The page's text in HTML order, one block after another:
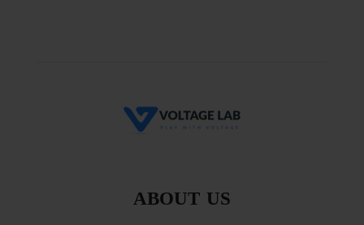
ABOUT US